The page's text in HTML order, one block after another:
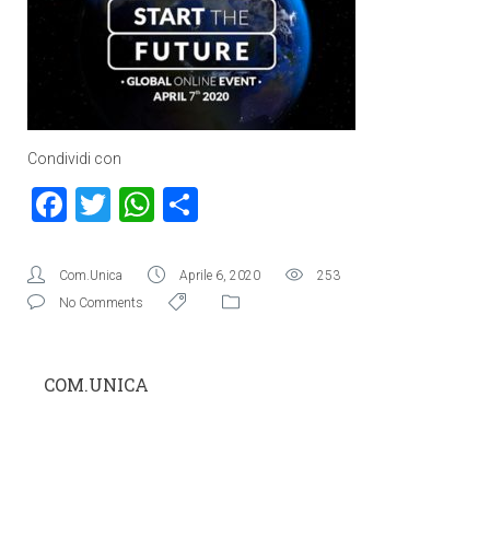
Condividi con
Facebook
TwitterWhatsApp
Com.Unica Aprile 6, 2020
253
No Comments
COM.UNICA